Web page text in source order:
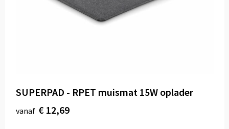
SUPERPAD - RPET muismat 15W oplader
vanaf € 12,69